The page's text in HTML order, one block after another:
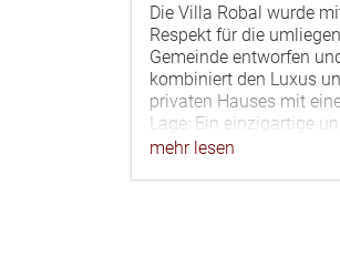
Die Villa Robal wurde
Respekt für die
Gemeinde entworfen
kombiniert den Luxus
privaten Hauses mit
Lage: Ein einzigartige
mehr lesen